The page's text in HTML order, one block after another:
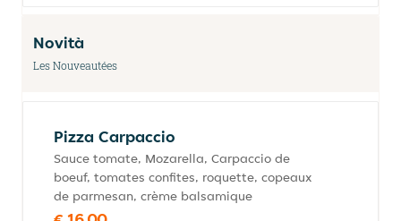
Novità
Les Nouveautées
Pizza Carpaccio
Sauce tomate, Mozarella, Carpaccio de
boeuf, tomates confites, roquette, copeaux
de parmesan, crème balsamique